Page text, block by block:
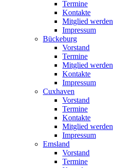
Termine
Kontakte
Mitglied werden
Impressum
Bückeburg
Vorstand
Termine
Mitglied werden
Kontakte
Impressum
Cuxhaven
Vorstand
Termine
Kontakte
Mitglied werden
Impressum
Emsland
Vorstand
Termine